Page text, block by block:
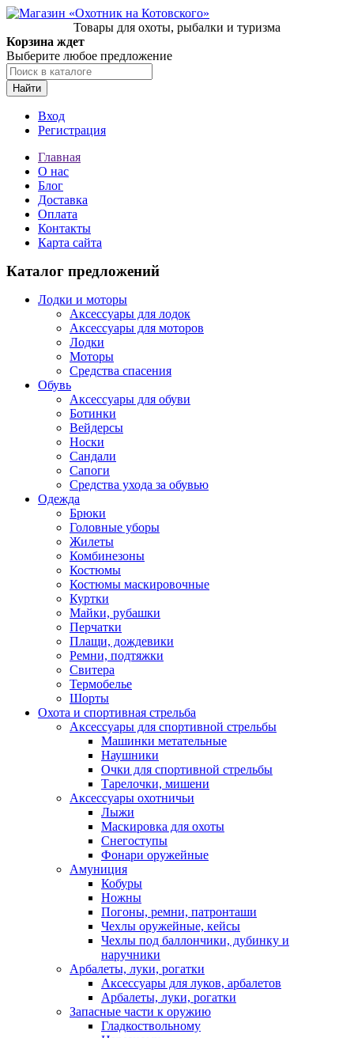
Товары для охоты, рыбалки и туризма
Корзина ждет
Выберите любое предложение
Найти
Вход
Регистрация
Главная
О нас
Блог
Доставка
Оплата
Контакты
Карта сайта
Каталог предложений
Лодки и моторы
Аксессуары для лодок
Аксессуары для моторов
Лодки
Моторы
Средства спасения
Обувь
Аксессуары для обуви
Ботинки
Вейдерсы
Носки
Сандали
Сапоги
Средства ухода за обувью
Одежда
Брюки
Головные уборы
Жилеты
Комбинезоны
Костюмы
Костюмы маскировочные
Куртки
Майки, рубашки
Перчатки
Плащи, дождевики
Ремни, подтяжки
Свитера
Термобелье
Шорты
Охота и спортивная стрельба
Аксессуары для спортивной стрельбы
Машинки метательные
Наушники
Очки для спортивной стрельбы
Тарелочки, мишени
Аксессуары охотничьи
Лыжи
Маскировка для охоты
Снегоступы
Фонари оружейные
Амуниция
Кобуры
Ножны
Погоны, ремни, патронташи
Чехлы оружейные, кейсы
Чехлы под баллончики, дубинку и
наручники
Арбалеты, луки, рогатки
Аксессуары для луков, арбалетов
Арбалеты, луки, рогатки
Запасные части к оружию
Гладкоствольному